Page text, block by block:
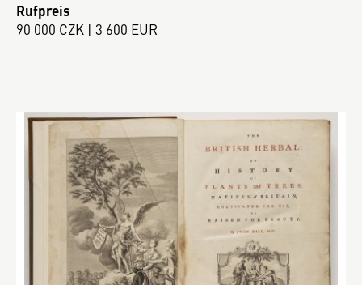
Rufpreis
90 000 CZK | 3 600 EUR